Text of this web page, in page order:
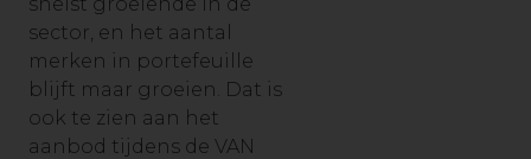
sector, en het aantal
merken in portefeuille
blijft maar groeien. Dat is
ook te zien aan het
aanbod tijdens de VAN